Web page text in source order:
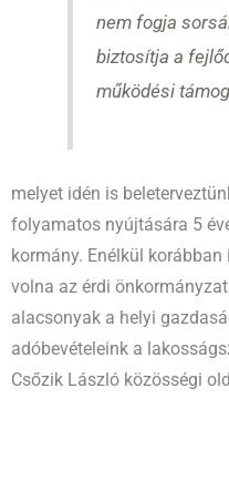
nem fogja
biztosítja a
működési
melyet idén is
folyamatos nyújtására 5
kormány. Enélkül
volna az érdi
alacsonyak a helyi
adóbevételeink a
Csőzik László közösségi